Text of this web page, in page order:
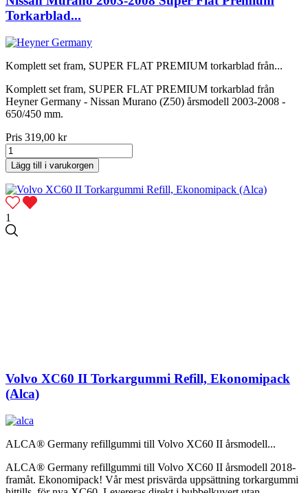
Torkarblad...
Komplett set fram, SUPER FLAT PREMIUM torkarblad från...
Komplett set fram, SUPER FLAT PREMIUM torkarblad från
Heyner Germany - Nissan Murano (Z50) årsmodell 2003-2008 -
650/450 mm.
Pris 319,00 kr
Lägg till i varukorgen
1
Volvo XC60 II Torkargummi Refill, Ekonomipack
(Alca)
ALCA® Germany refillgummi till Volvo XC60 II årsmodell...
ALCA® Germany refillgummi till Volvo XC60 II årsmodell 2018-
framåt. Ekonomipack! Vår mest prisvärda uppsättning torkargummi